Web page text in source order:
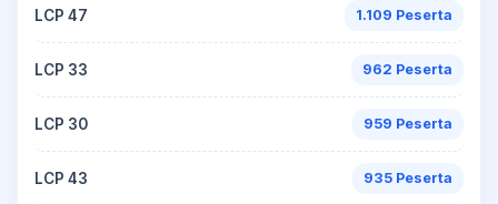
LCP 47 1.109 Peserta
LCP 33 962 Peserta
LCP 30 959 Peserta
LCP 43 935 Peserta